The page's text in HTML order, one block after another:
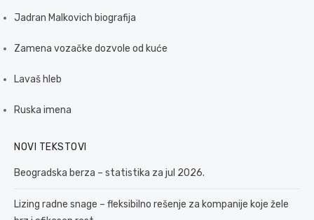
Jadran Malkovich biografija
Zamena vozačke dozvole od kuće
Lavaš hleb
Ruska imena
NOVI TEKSTOVI
Beogradska berza – statistika za jul 2026.
Lizing radne snage – fleksibilno rešenje za kompanije koje žele